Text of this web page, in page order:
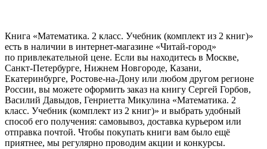
Книга «Математика. 2 класс. Учебник (комплект из 2 книг)»
есть в наличии в интернет-магазине «Читай-город»
по привлекательной цене. Если вы находитесь в Москве,
Санкт-Петербурге, Нижнем Новгороде, Казани,
Екатеринбурге, Ростове-на-Дону или любом другом регионе
России, вы можете оформить заказ на книгу Сергей Горбов,
Василий Давыдов, Генриетта Микулина «Математика. 2
класс. Учебник (комплект из 2 книг)» и выбрать удобный
способ его получения: самовывоз, доставка курьером или
отправка почтой. Чтобы покупать книги вам было ещё
приятнее, мы регулярно проводим акции и конкурсы.